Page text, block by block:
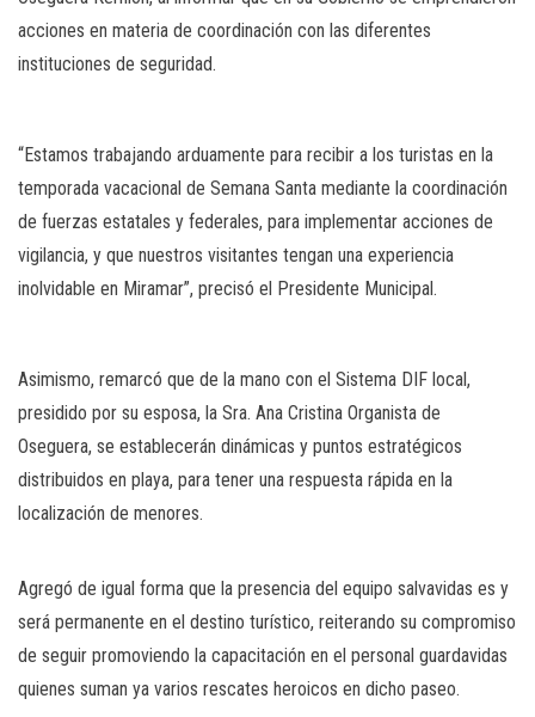
acciones en materia de coordinación con las diferentes
instituciones de seguridad.
“Estamos trabajando arduamente para recibir a los turistas en la
temporada vacacional de Semana Santa mediante la coordinación
de fuerzas estatales y federales, para implementar acciones de
vigilancia, y que nuestros visitantes tengan una experiencia
inolvidable en Miramar”, precisó el Presidente Municipal.
Asimismo, remarcó que de la mano con el Sistema DIF local,
presidido por su esposa, la Sra. Ana Cristina Organista de
Oseguera, se establecerán dinámicas y puntos estratégicos
distribuidos en playa, para tener una respuesta rápida en la
localización de menores.
Agregó de igual forma que la presencia del equipo salvavidas es y
será permanente en el destino turístico, reiterando su compromiso
de seguir promoviendo la capacitación en el personal guardavidas
quienes suman ya varios rescates heroicos en dicho paseo.